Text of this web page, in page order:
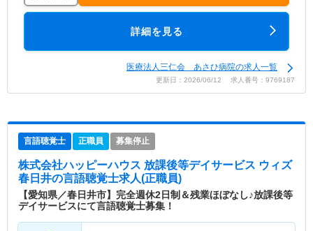
詳細を見る
医療法人三仁会 あさひ病院の求人一覧
更新日：2026/06/12 求人番号：9769187
言語聴覚士 正職員 募集停止
株式会社ハッピーハウス 放課後等デイサービス ウィズ
春日井の言語聴覚士求人(正職員)
【愛知県／春日井市】完全週休2日制＆残業ほぼなし♪放課後等
デイサービスにて言語聴覚士募集！